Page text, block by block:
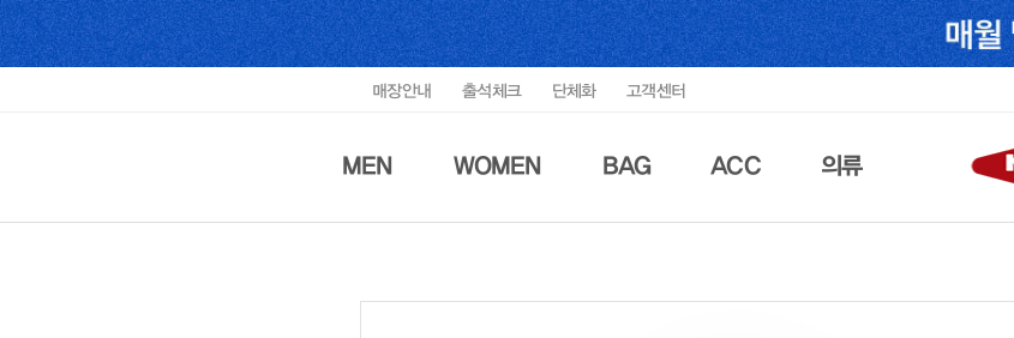
매장안내 출석체크 단체화 고객센터
MEN WOMEN BAG ACC 의류